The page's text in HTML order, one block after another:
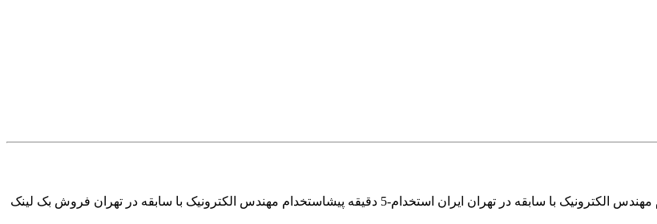
استخدام مهندس الکترونیک با سابقه در تهرانایران استخدام-5 دقیقه پیش استخدام مهندس الکترونیک با سابقه در تهران ایران استخدام-5 دقیقه پیشاستخدام مهندس الکترونیک با سابقه در تهران فروش بک لینک